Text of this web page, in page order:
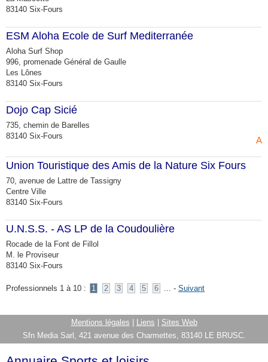
83140 Six-Fours
ESM Aloha Ecole de Surf Mediterranée
Aloha Surf Shop
996, promenade Général de Gaulle
Les Lônes
83140 Six-Fours
Dojo Cap Sicié
735, chemin de Barelles
83140 Six-Fours
Union Touristique des Amis de la Nature Six Fours
70, avenue de Lattre de Tassigny
Centre Ville
83140 Six-Fours
U.N.S.S. - AS LP de la Coudoulière
Rocade de la Font de Fillol
M. le Proviseur
83140 Six-Fours
Professionnels 1 à 10 : 1 2 3 4 5 6 ... - Suivant
Mentions légales Liens
Sites Web
Sfn Media Sarl, 421 avenue des Charmettes, 83140 LE BRUSC.